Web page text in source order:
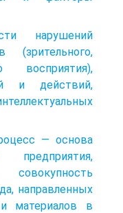
нарушений
(зрительного,
восприятия),
и действий,
— основа
предприятия,
направленных
материалов в